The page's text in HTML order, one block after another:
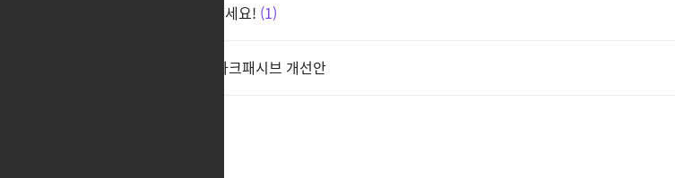
남슈사이어 딜러 직업 추천해주세요! 1
수년간 참으며 견뎌온 버서커 아크패시브 개선안